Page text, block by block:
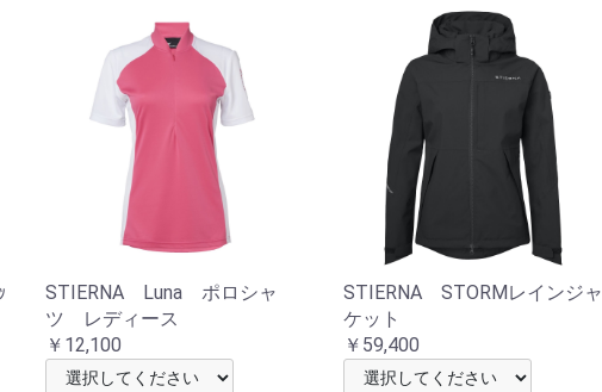
STIERNA Luna ポロシャ
ツ レディース
￥12,100
STIERNA STORMレインジャ
ケット
￥59,400